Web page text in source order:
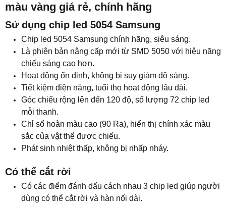
màu vàng giá rẻ, chính hãng
Sử dụng chip led 5054 Samsung
Chip led 5054 Samsung chính hãng, siêu sáng.
Là phiên bản nâng cấp mới từ SMD 5050 với hiệu năng
chiếu sáng cao hơn.
Hoạt động ổn định, không bị suy giảm độ sáng.
Tiết kiệm điện năng, tuổi thọ hoạt động lâu dài.
Góc chiếu rộng lên đến 120 độ, số lượng 72 chip led
mỗi thanh.
Chỉ số hoàn màu cao (90 Ra), hiển thị chính xác màu
sắc của vật thể được chiếu.
Phát sinh nhiệt thấp, không bị nhấp nháy.
Có thể cắt rời
Có các điểm đánh dấu cách nhau 3 chip led giúp người
dùng có thể cắt rời và hàn nối dài.